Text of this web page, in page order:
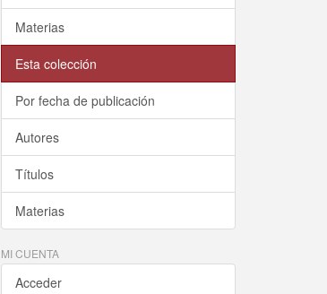
Materias
Esta colección
Por fecha de publicación
Autores
Títulos
Materias
MI CUENTA
Acceder